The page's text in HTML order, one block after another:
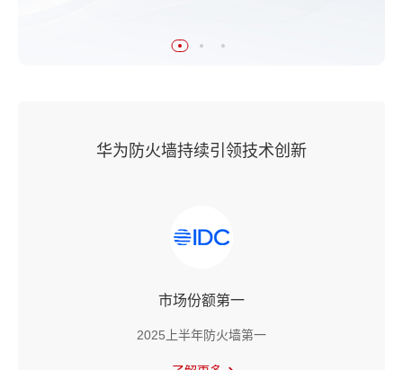
华为防火墙持续引领技术创新
市场份额第一
2025上半年防火墙第一